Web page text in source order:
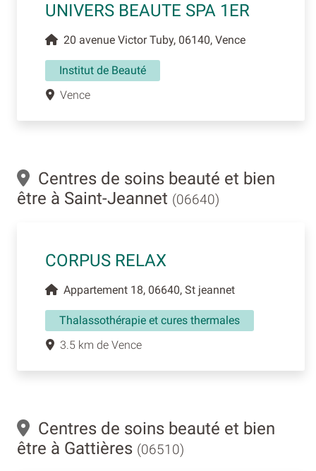
UNIVERS BEAUTE SPA 1ER
20 avenue Victor Tuby, 06140, Vence
Institut de Beauté
Vence
Centres de soins beauté et bien
être à Saint-Jeannet (06640)
CORPUS RELAX
Appartement 18, 06640, St jeannet
Thalassothérapie et cures thermales
3.5 km de Vence
Centres de soins beauté et bien
être à Gattières (06510)